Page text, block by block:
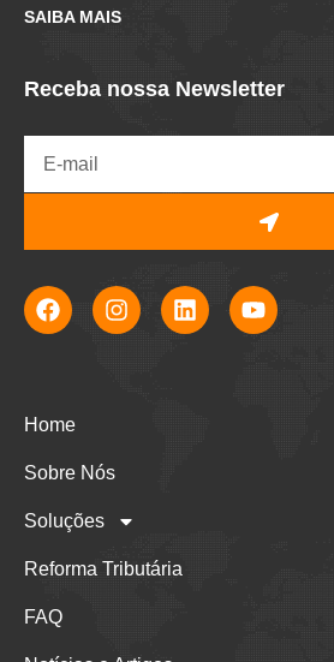
SAIBA MAIS
Receba nossa Newsletter
Home
Sobre Nós
Soluções
Reforma Tributária
FAQ